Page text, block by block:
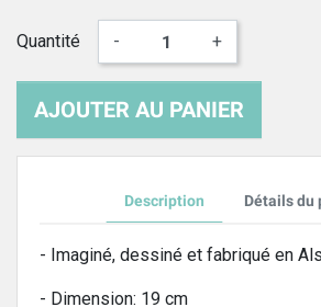
Quantité - +
AJOUTER AU PANIER
Description Détails du
- Imaginé, dessiné et fabriqué en
- Dimension: 19 cm